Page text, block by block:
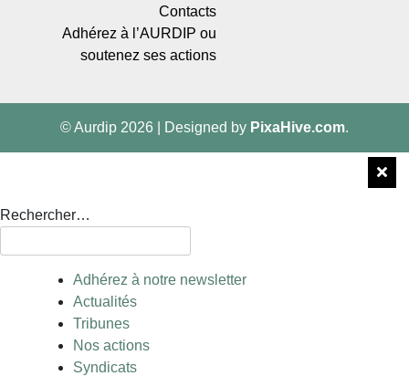
Contacts
Adhérez à l’AURDIP ou
soutenez ses actions
© Aurdip 2026 Designed by PixaHive.com.
Rechercher…
Adhérez à notre newsletter
Actualités
Tribunes
Nos actions
Syndicats